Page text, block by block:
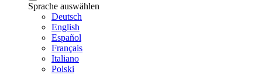
Sprache auswählen
Deutsch
English
Español
Français
Italiano
Polski